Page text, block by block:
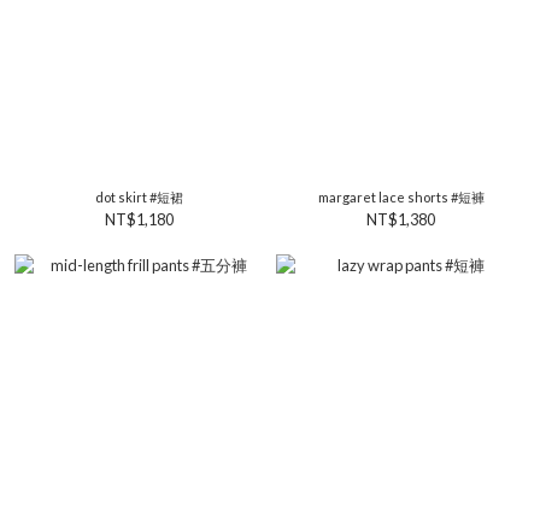
dot skirt #短裙
NT$1,180
margaret lace shorts #短褲
NT$1,380